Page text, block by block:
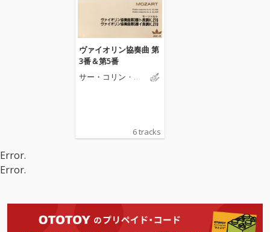
ヴァイオリン協奏曲 第
3番＆第5番
サー・コリン・デ
6 tracks
Error.
Error.